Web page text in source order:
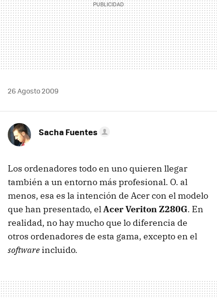
26 Agosto 2009
Sacha Fuentes
Los ordenadores todo en uno quieren llegar
también a un entorno más profesional. O. al
menos, esa es la intención de Acer con el modelo
que han presentado, elAcer Veriton Z280G. En
realidad, no hay mucho que lo diferencia de
otros ordenadores de esta gama, excepto en el
software incluido.